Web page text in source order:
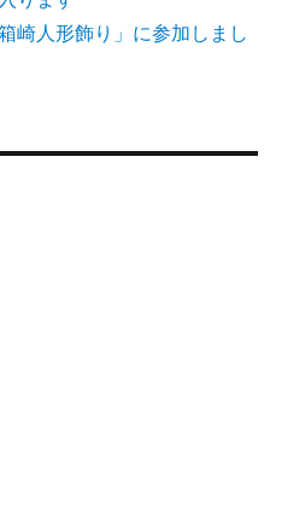
崎人形飾り」に参加しまし